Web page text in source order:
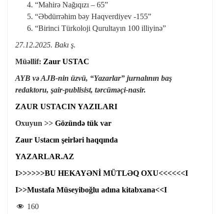
“Mahirə Nağıqızı – 65”
“Əbdürrəhim bəy Haqverdiyev -155”
“Birinci Türkoloji Qurultayın 100 illiyinə”
27.12.2025. Bakı ş.
Müəllif: Zaur USTAC
AYB və AJB-nin üzvü, “Yazarlar” jurnalının baş
redaktoru, şair-publisist, tərcüməçi-nasir.
ZAUR USTACIN YAZILARI
Oxuyun >> Gözündə tük var
Zaur Ustacın şeirləri haqqında
YAZARLAR.AZ
I>>>>>>BU HEKAYƏNİ MÜTLƏQ OXU<<<<<<I
I>>Mustafa Müseyiboğlu adına kitabxana<<I
160